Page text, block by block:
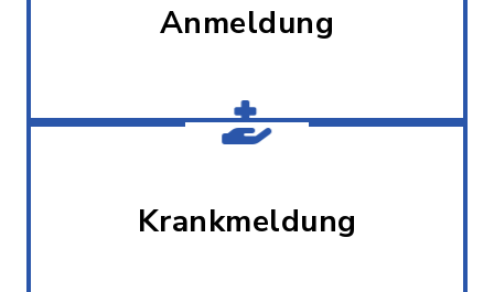
Anmeldung
Krankmeldung